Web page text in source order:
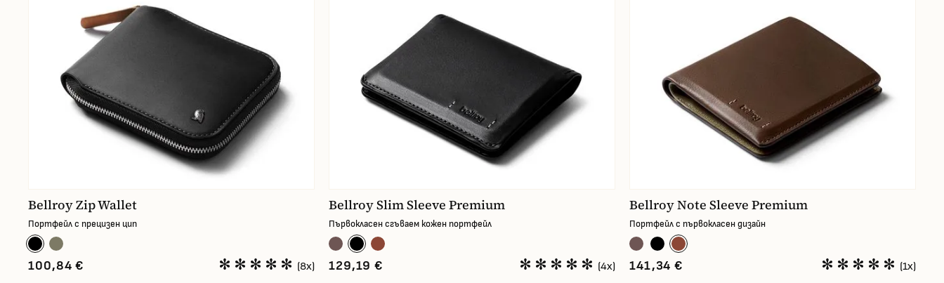
Bellroy Zip Wallet
Портфейл с прецизен цип
100,84 € (8x)
Bellroy Slim Sleeve Premium
Първокласен сгъваем кожен портфейл
129,19 € (4x)
Bellroy Note Sleeve Premium
Портфейл с първокласен дизайн
141,34 € (1x)